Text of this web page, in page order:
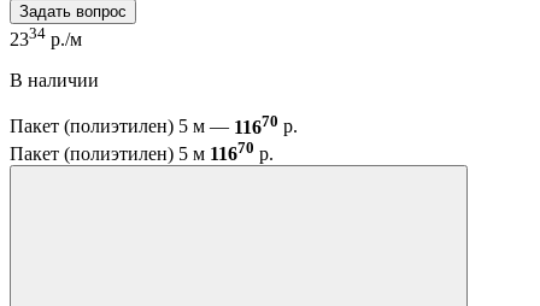
Задать вопрос
2334 р./м
В наличии
Пакет (полиэтилен) 5 м — 11670 р.
Пакет (полиэтилен) 5 м 11670 р.